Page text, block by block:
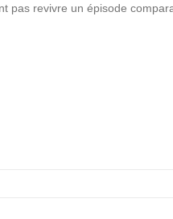
pas revivre un épisode